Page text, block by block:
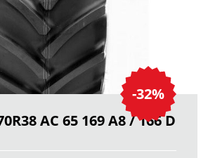
-32%
AC 65 169 A8 / 166 D